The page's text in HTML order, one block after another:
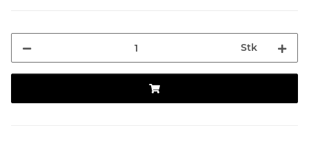
Stk